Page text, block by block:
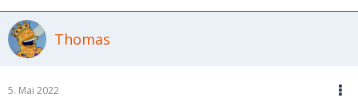
Thomas
5. Mai 2022